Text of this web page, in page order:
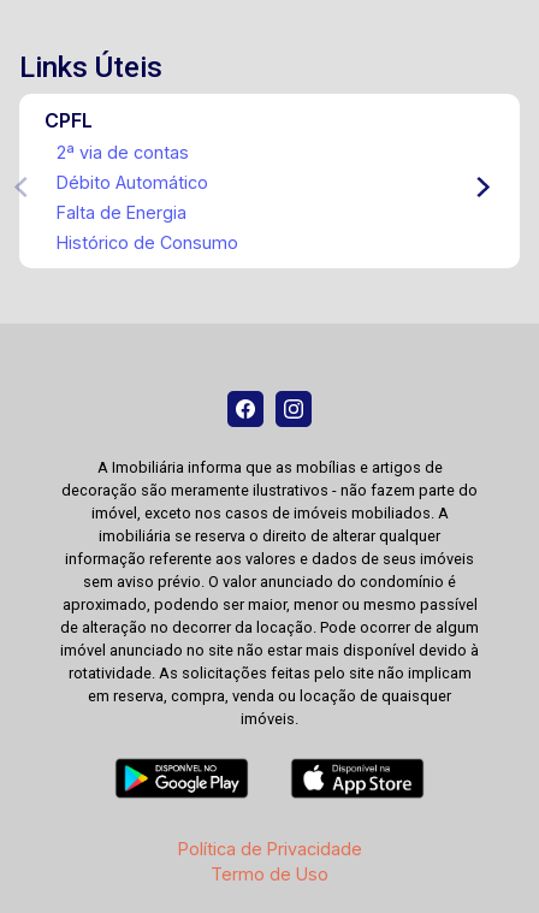
Links Úteis
CPFL
2ª via de contas
Débito Automático
Falta de Energia
Histórico de Consumo
A Imobiliária informa que as mobílias e artigos de
decoração são meramente ilustrativos - não fazem parte do
imóvel, exceto nos casos de imóveis mobiliados. A
imobiliária se reserva o direito de alterar qualquer
informação referente aos valores e dados de seus imóveis
sem aviso prévio. O valor anunciado do condomínio é
aproximado, podendo ser maior, menor ou mesmo passível
de alteração no decorrer da locação. Pode ocorrer de algum
imóvel anunciado no site não estar mais disponível devido à
rotatividade. As solicitações feitas pelo site não implicam
em reserva, compra, venda ou locação de quaisquer
imóveis.
Política de Privacidade
Termo de Uso